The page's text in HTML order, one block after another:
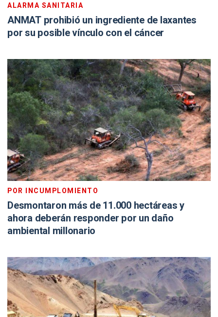
ALARMA SANITARIA
ANMAT prohibió un ingrediente de laxantes
por su posible vínculo con el cáncer
POR INCUMPLOMIENTO
Desmontaron más de 11.000 hectáreas y
ahora deberán responder por un daño
ambiental millonario